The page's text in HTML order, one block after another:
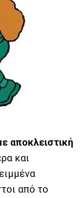
αποκλειστική
και
από το